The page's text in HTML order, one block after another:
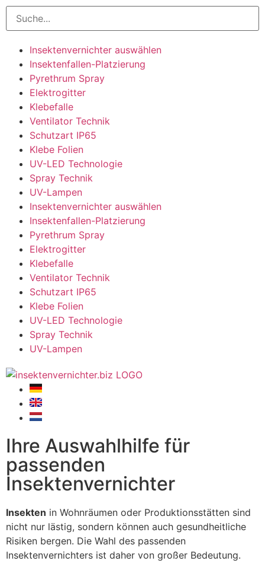
Insektenvernichter auswählen
Insektenfallen-Platzierung
Pyrethrum Spray
Elektrogitter
Klebefalle
Ventilator Technik
Schutzart IP65
Klebe Folien
UV-LED Technologie
Spray Technik
UV-Lampen
Insektenvernichter auswählen
Insektenfallen-Platzierung
Pyrethrum Spray
Elektrogitter
Klebefalle
Ventilator Technik
Schutzart IP65
Klebe Folien
UV-LED Technologie
Spray Technik
UV-Lampen
Ihre Auswahlhilfe für
passenden
Insektenvernichter
Insekten in Wohnräumen oder Produktionsstätten sind
nicht nur lästig, sondern können auch gesundheitliche
Risiken bergen. Die Wahl des passenden
Insektenvernichters ist daher von großer Bedeutung.